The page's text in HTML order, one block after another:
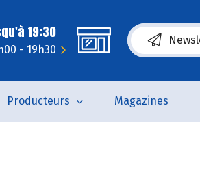
19:30
- 19h30 (s’ouvre
Producteurs Magazines